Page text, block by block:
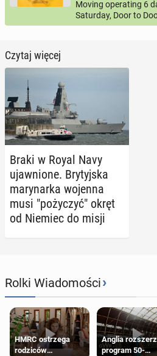
Moving operating 6
Saturday, Door to
Czytaj więcej
Braki w Royal Navy
ujaw­nio­ne. Bry­tyj­ska
ma­ry­nar­ka wojenna
musi "po­ży­czyć" okręt
od Niemiec do misji
Rolki Wiadomości›
HMRC ostrzega
rodziców
Anglia
program 50-